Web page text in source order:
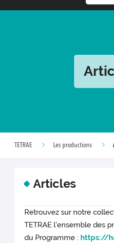
TETRAE Les productions
Articles
Retrouvez sur notre
TETRAE l'ensemble des
du Programme : https://